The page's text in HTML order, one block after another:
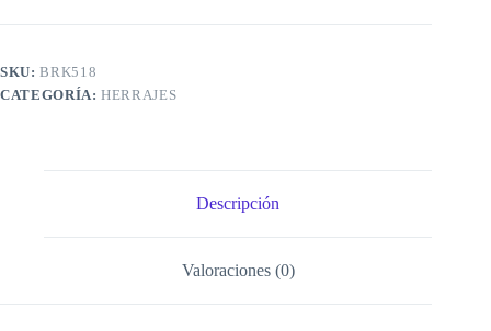
ACCIÓN
CJ
BRK518
SKU:BRK518
CATEGORÍA:HERRAJES
Descripción
Valoraciones (0)